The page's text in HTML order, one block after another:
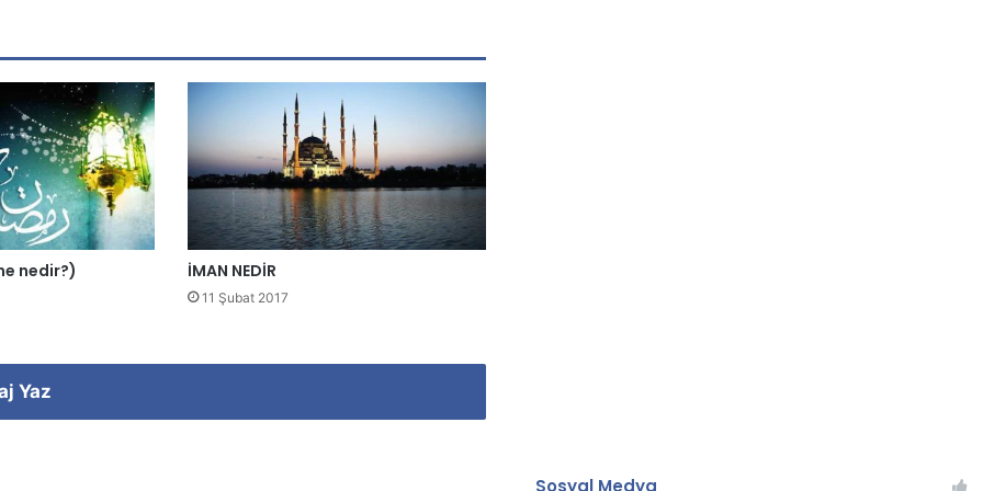
nedir?) İMAN NEDİR
11 Şubat 2017
Yaz